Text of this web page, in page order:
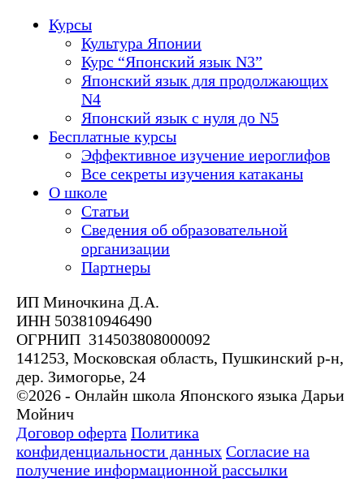
Курсы
Культура Японии
Курс “Японский язык N3”
Японский язык для продолжающих
N4
Японский язык с нуля до N5
Бесплатные курсы
Эффективное изучение иероглифов
Все секреты изучения катаканы
О школе
Статьи
Сведения об образовательной
организации
Партнеры
ИП Миночкина Д.А.
ИНН 503810946490
ОГРНИП 314503808000092
141253, Московская область, Пушкинский р-н,
дер. Зимогорье, 24
©2026 - Онлайн школа Японского языка Дарьи
Мойнич
Договор оферта Политика
конфиденциальности данных Согласие на
получение информационной рассылки